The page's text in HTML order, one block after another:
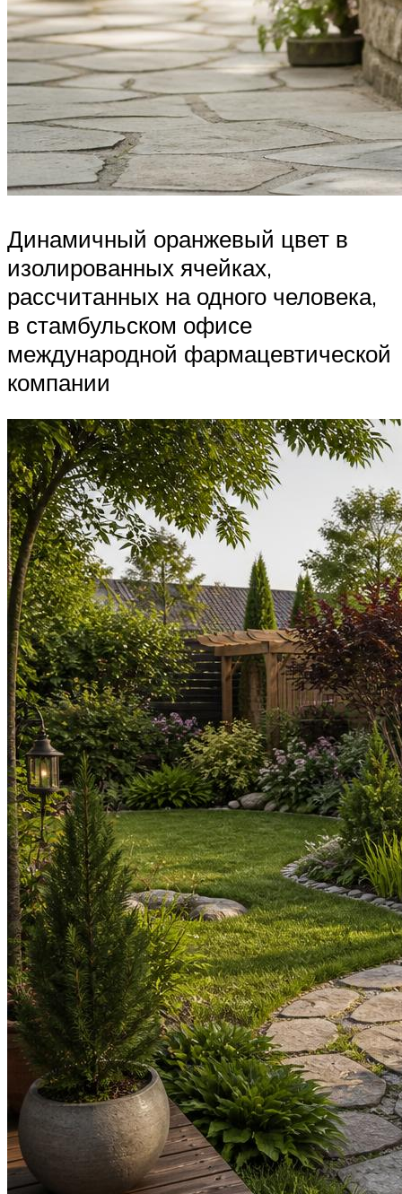
Динамичный оранжевый цвет в
изолированных ячейках,
рассчитанных на одного человека,
в стамбульском офисе
международной фармацевтической
компании